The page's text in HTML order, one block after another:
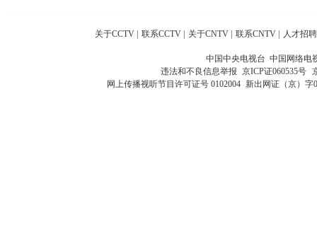
关于CCTV 联系CCTV 关于CNTV 联系CNTV 人才招聘
中国中央电视台 中国网络电
违法和不良信息举报 京ICP证060535号
网上传播视听节目许可证号 0102004 新出网证（京）